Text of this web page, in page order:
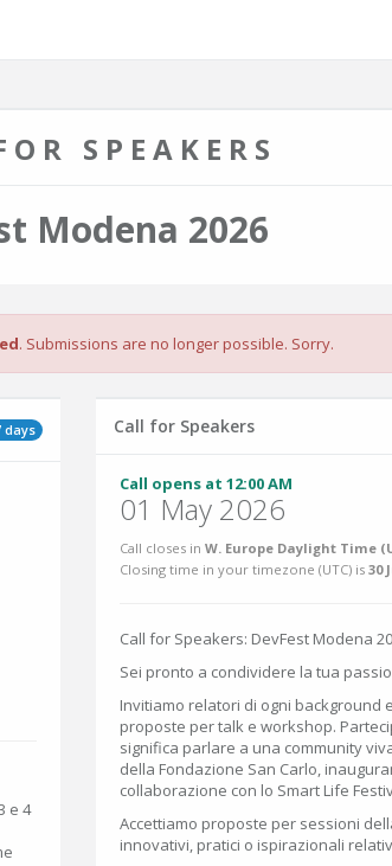
SPEAKERS
Modena 2026
. Submissions are no longer possible. Sorry.
days
e 4
Call for Speakers
Call opens at 12:00 AM
01 May 2026
Call closes in W. Europe Daylight Time
Closing time in your timezone (UTC) is 30
Call for Speakers: DevFest Modena
Sei pronto a condividere la tua
Invitiamo relatori di ogni
proposte per talk e workshop.
significa parlare a una community
della Fondazione San Carlo,
collaborazione con lo Smart Life
Accettiamo proposte per sessioni
innovativi, pratici o ispirazionali